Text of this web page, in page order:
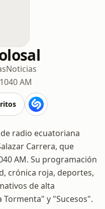
Noticias
1040 AM
radio ecuatoriana
Carrera, que
AM. Su programación
crónica roja, deportes,
de alta
y "Sucesos".